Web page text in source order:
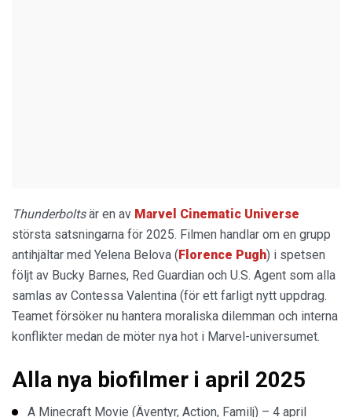
Thunderboltsär en av Marvel Cinematic Universe
största satsningarna för 2025. Filmen handlar om en grupp
antihjältar med Yelena Belova (Florence Pugh) i spetsen
följt av Bucky Barnes, Red Guardian och U.S. Agent som alla
samlas av Contessa Valentina (för ett farligt nytt uppdrag.
Teamet försöker nu hantera moraliska dilemman och interna
konflikter medan de möter nya hot i Marvel-universumet.
Alla nya biofilmer i april 2025
A Minecraft Movie (Äventyr, Action, Familj) – 4 april